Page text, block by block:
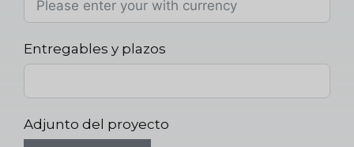
Entregables y plazos
Adjunto del proyecto